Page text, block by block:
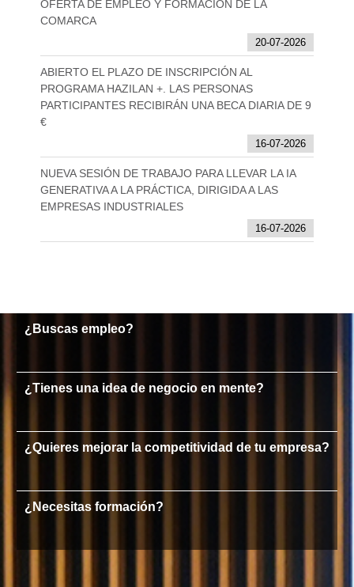
OFERTA DE EMPLEO Y FORMACIÓN DE LA
COMARCA
20-07-2026
ABIERTO EL PLAZO DE INSCRIPCIÓN AL
PROGRAMA HAZILAN +. LAS PERSONAS
PARTICIPANTES RECIBIRÁN UNA BECA DIARIA DE 9
€
16-07-2026
NUEVA SESIÓN DE TRABAJO PARA LLEVAR LA IA
GENERATIVA A LA PRÁCTICA, DIRIGIDA A LAS
EMPRESAS INDUSTRIALES
16-07-2026
¿Buscas empleo?
¿Tienes una idea de negocio en mente?
¿Quieres mejorar la competitividad de tu empresa?
¿Necesitas formación?